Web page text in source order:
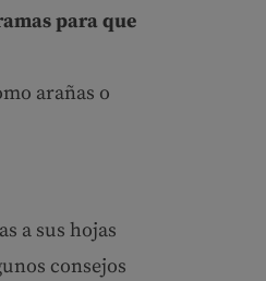
para que
arañas o
a sus hojas
consejos